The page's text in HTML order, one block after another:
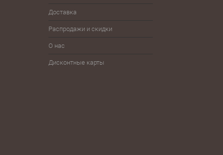
Спортпит, бутылки, шейкеры
Доставка
Распродажи и скидки
О нас
Дисконтные карты